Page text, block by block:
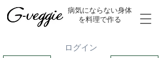
​病気にならない身体
を料理で作る
ログイン